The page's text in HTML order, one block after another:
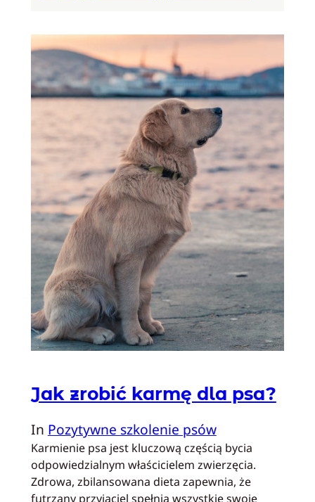
Jak zrobić karmę dla psa?
In Pozytywne szkolenie psów
Karmienie psa jest kluczową częścią bycia
odpowiedzialnym właścicielem zwierzęcia.
Zdrowa, zbilansowana dieta zapewnia, że
futrzany przyjaciel spełnia wszystkie swoje